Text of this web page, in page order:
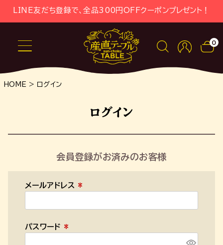
LINE友だち登録で、全品300円OFFクーポンプレゼント！
0
HOME ログイン
ログイン
会員登録がお済みのお客様
メールアドレス
パスワード